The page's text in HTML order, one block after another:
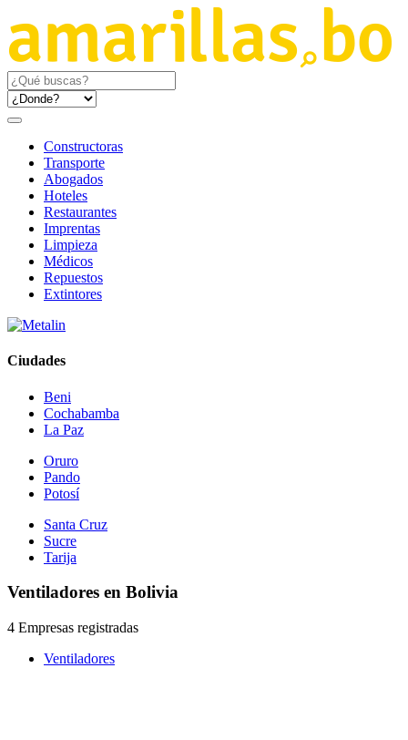
Constructoras
Transporte
Abogados
Hoteles
Restaurantes
Imprentas
Limpieza
Médicos
Repuestos
Extintores
Ciudades
Beni
Cochabamba
La Paz
Oruro
Pando
Potosí
Santa Cruz
Sucre
Tarija
Ventiladores en Bolivia
4 Empresas registradas
Ventiladores